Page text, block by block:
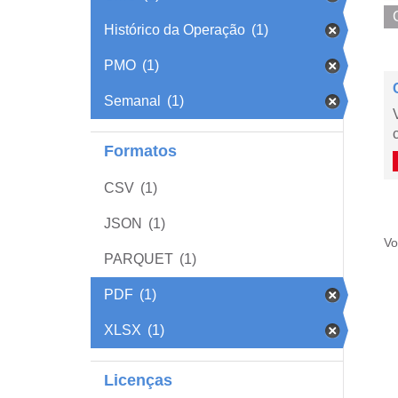
Histórico da Operação (1)
PMO (1)
Semanal (1)
Formatos
CSV (1)
JSON (1)
PARQUET (1)
PDF (1)
XLSX (1)
Licenças